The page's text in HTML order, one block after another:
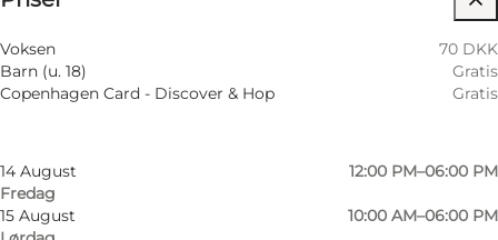
9 August
Søndag
12 August
Onsdag
12:00 PM–06:00 PM
14 August
Fredag
12:00 PM–06:00 PM
15 August
10:00 AM–06:00 PM
Voksen
70 DKK
Barn (u. 18)
Gratis
Copenhagen Card - Discover & Hop
Gratis